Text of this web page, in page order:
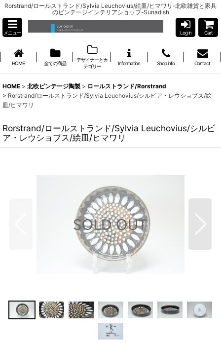
Rorstrand/ロールストランド/Sylvia Leuchovius/絵皿/ヒマワリ-北欧雑貨と家具
のビンテージインテリアショップ-Sunadish
メニュー Log in Cart
HOME 全ての商品
デザイナーとカ
テゴリー
Information Shop info Contact
HOME > 北欧ビンテージ陶製 > ロールストランド/Rorstrand
> Rorstrand/ロールストランド/Sylvia Leuchovius/シルビア・レウショブス/絵
皿/ヒマワリ
Rorstrand/ロールストランド/Sylvia Leuchovius/シルビ
ア・レウショブス/絵皿/ヒマワリ